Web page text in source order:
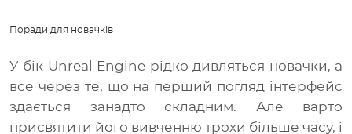
Поради для новачків
У бік Unreal Engine рідко дивляться новачки, а
все через те, що на перший погляд інтерфейс
здається занадто складним. Але варто
присвятити його вивченню трохи більше часу, і